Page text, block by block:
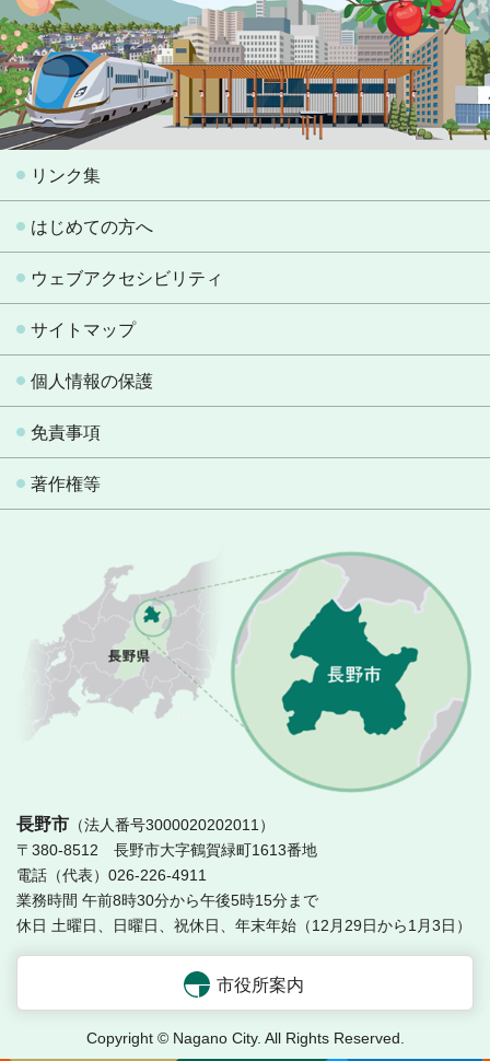
リンク集
はじめての方へ
ウェブアクセシビリティ
サイトマップ
個人情報の保護
免責事項
著作権等
長野市 （法人番号3000020202011）
〒380-8512 長野市大字鶴賀緑町1613番地
電話（代表）026-226-4911
業務時間 午前8時30分から午後5時15分まで
休日 土曜日、日曜日、祝休日、年末年始（12月29日から1月3日）
市役所案内
Copyright © Nagano City. All Rights Reserved.